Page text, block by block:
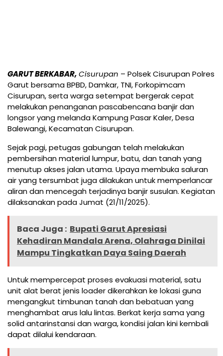
GARUT BERKABAR,Cisurupan – Polsek Cisurupan Polres
Garut bersama BPBD, Damkar, TNI, Forkopimcam
Cisurupan, serta warga setempat bergerak cepat
melakukan penanganan pascabencana banjir dan
longsor yang melanda Kampung Pasar Kaler, Desa
Balewangi, Kecamatan Cisurupan.
Sejak pagi, petugas gabungan telah melakukan
pembersihan material lumpur, batu, dan tanah yang
menutup akses jalan utama. Upaya membuka saluran
air yang tersumbat juga dilakukan untuk memperlancar
aliran dan mencegah terjadinya banjir susulan. Kegiatan
dilaksanakan pada Jumat (21/11/2025).
Baca Juga : Bupati Garut Apresiasi
Kehadiran Mandala Arena, Olahraga Dinilai
Mampu Tingkatkan Daya Saing Daerah
Untuk mempercepat proses evakuasi material, satu
unit alat berat jenis loader dikerahkan ke lokasi guna
mengangkut timbunan tanah dan bebatuan yang
menghambat arus lalu lintas. Berkat kerja sama yang
solid antarinstansi dan warga, kondisi jalan kini kembali
dapat dilalui kendaraan.